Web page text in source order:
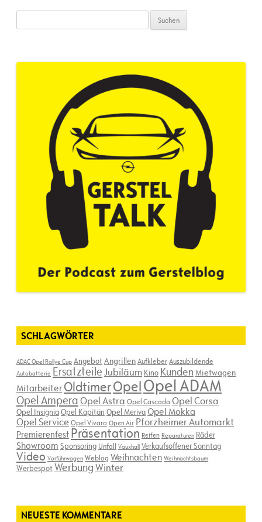
nach:
SCHLAGWÖRTER
ADAC Opel Rallye Cup AngebotAngrillenAufkleberAuszubildende
Autobatterie ErsatzteileJubiläum Kino KundenMietwagen
Mitarbeiter OldtimerOpelOpel ADAM
Opel AmperaOpel Astra Opel Cascada Opel Corsa
Opel InsigniaOpel Kapitän Opel MerivaOpel Mokka
Opel ServiceOpel Vivaro Open Air Pforzheimer Automarkt
Premierenfest Präsentation Reifen Reparaturen Räder
Showroom Sponsoring Unfall Vauxhall Verkaufsoffener Sonntag
Video Vorführwagen Weblog Weihnachten Weihnachtsbaum
WerbespotWerbungWinter
NEUESTE KOMMENTARE